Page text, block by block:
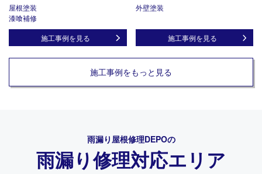
屋根塗装
漆喰補修
施工事例を見る
外壁塗装
施工事例を見る
施工事例をもっと見る
雨漏り屋根修理DEPOの
雨漏り修理対応エリア